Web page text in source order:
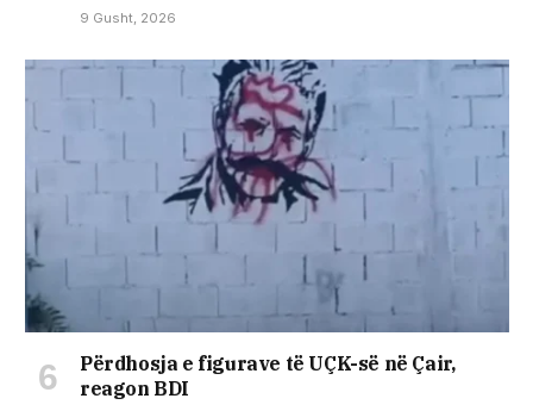
9 Gusht, 2026
Përdhosja e figurave të UÇK-së në Çair,
reagon BDI